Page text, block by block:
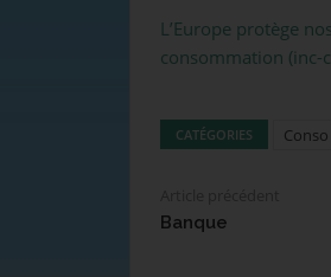
L’Europe protège
consommation (inc-
CATÉGORIES Conso
Banque